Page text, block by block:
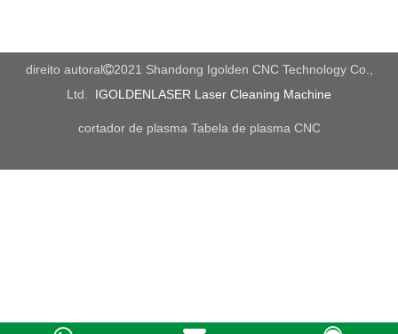
direito autoral2021 Shandong Igolden CNC Technology Co.,
Ltd. IGOLDENLASER Laser Cleaning Machine
cortador de plasma Tabela de plasma CNC